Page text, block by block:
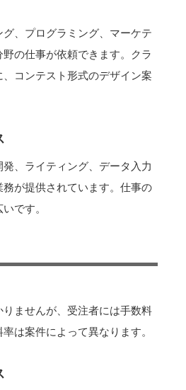
、プログラミング、マーケテ
の仕事が依頼できます。クラ
コンテスト形式のデザイン案
、ライティング、データ入力
が提供されています。仕事の
です。
ませんが、受注者には手数料
は案件によって異なります。